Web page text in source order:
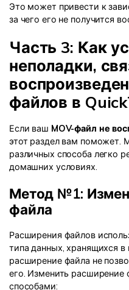
Это может привести к
за чего его не получится
Часть 3: Как
неполадки,
файлов в
Если ваш MOV-файл не
этот раздел вам
различных способа легко
домашних условиях.
Метод №1:
файла
Расширения файлов
типа данных, хранящихся
расширение файла не
его. Изменить
способами: